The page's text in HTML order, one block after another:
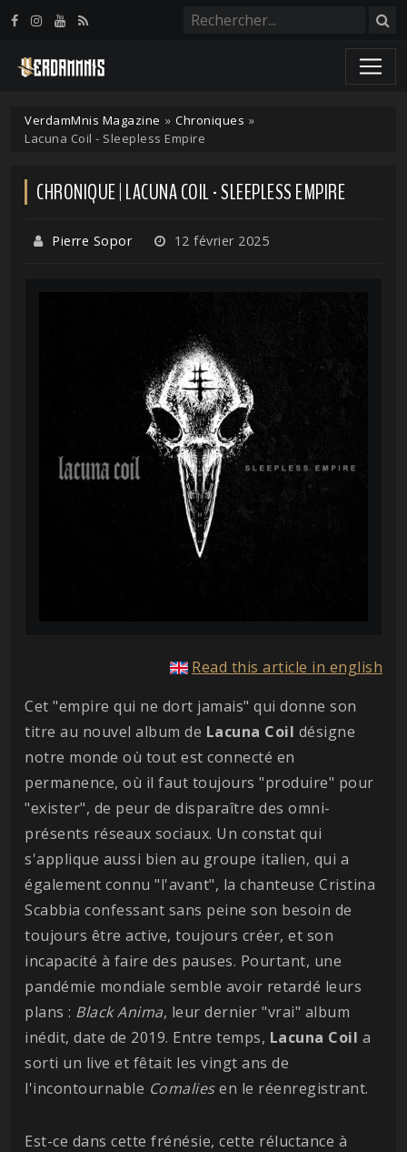
VerdamMnis Magazine » Chroniques »
Lacuna Coil - Sleepless Empire
CHRONIQUE | LACUNA COIL - SLEEPLESS EMPIRE
Pierre Sopor 12 février 2025
Read this article in english
Cet "empire qui ne dort jamais" qui donne son
titre au nouvel album de Lacuna Coil désigne
notre monde où tout est connecté en
permanence, où il faut toujours "produire" pour
"exister", de peur de disparaître des omni-
présents réseaux sociaux. Un constat qui
s'applique aussi bien au groupe italien, qui a
également connu "l'avant", la chanteuse Cristina
Scabbia confessant sans peine son besoin de
toujours être active, toujours créer, et son
incapacité à faire des pauses. Pourtant, une
pandémie mondiale semble avoir retardé leurs
plans : Black Anima, leur dernier "vrai" album
inédit, date de 2019. Entre temps, Lacuna Coil a
sorti un live et fêtait les vingt ans de
l'incontournable Comaliesen le réenregistrant.
Est-ce dans cette frénésie, cette réluctance à
Panneau de gestion des cookies